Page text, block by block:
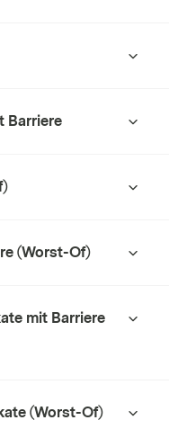
Barriere
(Worst-Of)
mit Barriere
(Worst-Of)